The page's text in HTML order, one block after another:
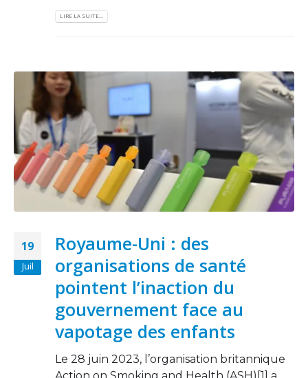
LIRE LA SUITE...
19
Juil
Royaume-Uni : des
organisations de santé
pointent l’inaction du
gouvernement face au
vapotage des enfants
Le 28 juin 2023, l’organisation britannique
Action on Smoking and Health (ASH)[1] a